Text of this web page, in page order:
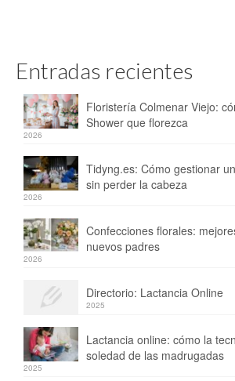
Entradas recientes
Floristería Colmenar Viejo:
Shower que florezca
2026
Tidyng.es: Cómo gestionar
sin perder la cabeza
2026
Confecciones florales:
nuevos padres
2026
Directorio: Lactancia Online
2025
Lactancia online: cómo la
soledad de las madrugadas
2025